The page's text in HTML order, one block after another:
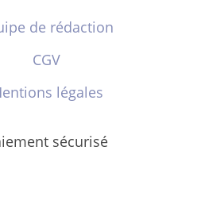
de rédaction
CGV
légales
sécurisé